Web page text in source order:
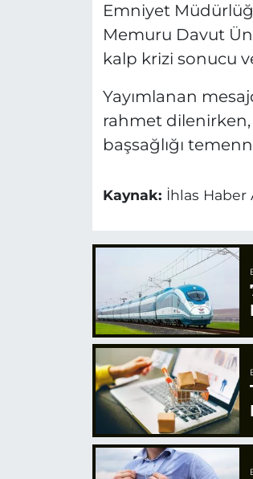
Emniyet
Memuru Davut
kalp krizi sonucu
Yayımlanan
rahmet dilenirken,
başsağlığı
Kaynak: İhlas Haber